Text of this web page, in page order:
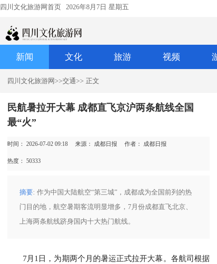
四川文化旅游网首页 2026年8月7日 星期五
新闻 文化 旅游 视频
四川文化旅游网 >>交通>> 正文
民航暑拉开大幕 成都直飞京沪两条航线全国
最“火”
时间： 2026-07-02 09:18 来源： 成都日报 作者： 成都日报
热度： 50333
摘要: 作为中国大陆航空“第三城”，成都成为全国前列的热
门目的地，航空暑期客流明显增多，7月份成都直飞北京、
上海两条航线跻身国内十大热门航线。
7月1日，为期两个月的暑运正式拉开大幕。各航司根据